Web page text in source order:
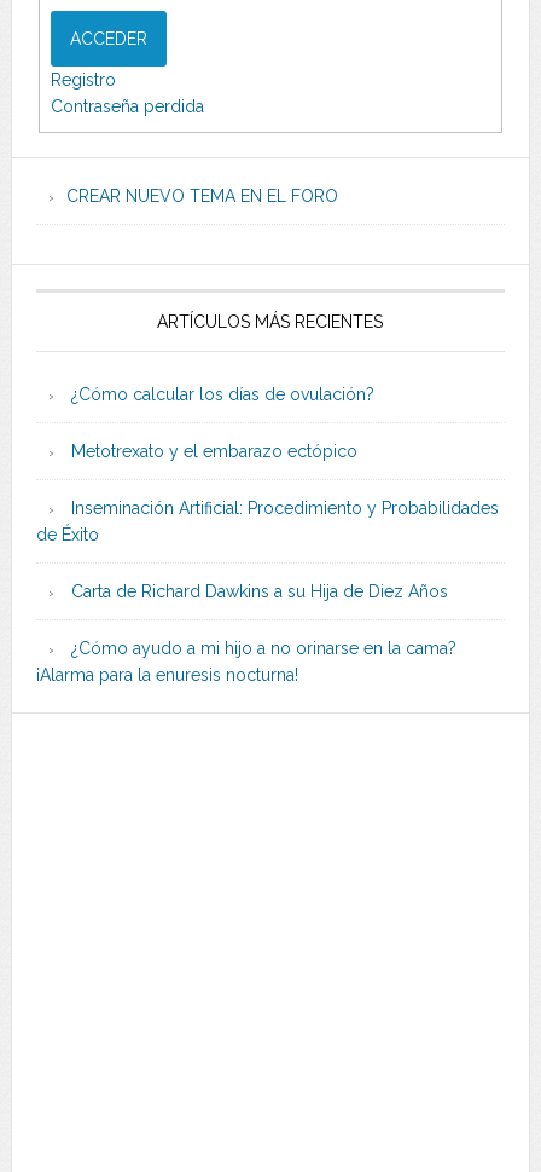
ACCEDER
Registro
Contraseña perdida
CREAR NUEVO TEMA EN EL FORO
ARTÍCULOS MÁS RECIENTES
¿Cómo calcular los días de ovulación?
Metotrexato y el embarazo ectópico
Inseminación Artificial: Procedimiento y Probabilidades
de Éxito
Carta de Richard Dawkins a su Hija de Diez Años
¿Cómo ayudo a mi hijo a no orinarse en la cama?
¡Alarma para la enuresis nocturna!